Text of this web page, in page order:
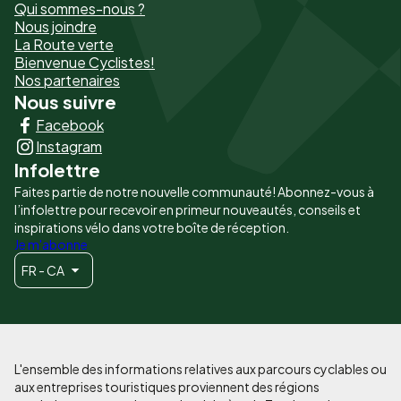
de
page
-
Liens
principaux
Qui sommes-nous ?
Nous joindre
La Route verte
Bienvenue Cyclistes!
Nos partenaires
Nous suivre
Facebook
Instagram
Infolettre
Faites partie de notre nouvelle communauté! Abonnez-vous à
l’infolettre pour recevoir en primeur nouveautés, conseils et
inspirations vélo dans votre boîte de réception.
Je m'abonne
FR - CA
L'ensemble des informations relatives aux parcours cyclables ou
aux entreprises touristiques proviennent des régions